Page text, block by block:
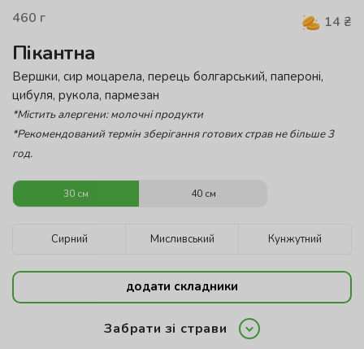
460 г 14 ₴
Пікантна
Вершки, сир моцарела, перець болгарський, папероні,
цибуля, рукола, пармезан
*Містить алергени: молочні продукти
*Рекомендований термін зберігання готових страв не більше 3
год.
30 см 40 см
Сирний Мисливський Кунжутний
додати складники
Забрати зі страви